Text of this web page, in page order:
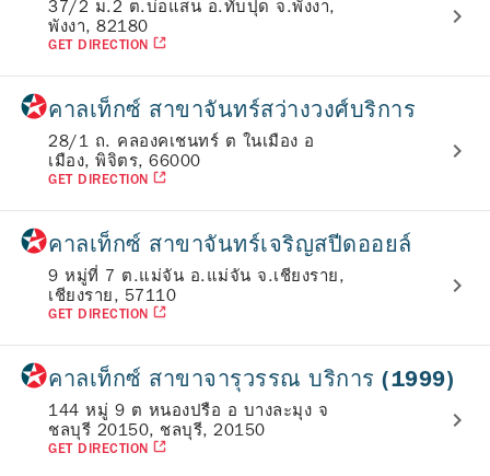
37/2 ม.2 ต.บ่อแสน อ.ทับปุด จ.พังงา,
พังงา, 82180
GET DIRECTION
คาลเท็กซ์ สาขาจันทร์สว่างวงศ์บริการ
28/1 ถ. คลองคเชนทร์ ต ในเมือง อ
เมือง, พิจิตร, 66000
GET DIRECTION
คาลเท็กซ์ สาขาจันทร์เจริญสปีดออยล์
9 หมู่ที่ 7 ต.แม่จัน อ.แม่จัน จ.เชียงราย,
เชียงราย, 57110
GET DIRECTION
คาลเท็กซ์ สาขาจารุวรรณ บริการ (1999)
144 หมู่ 9 ต หนองปรือ อ บางละมุง จ
ชลบุรี 20150, ชลบุรี, 20150
GET DIRECTION